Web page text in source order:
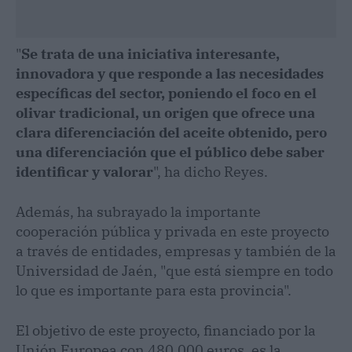
"Se trata de una iniciativa interesante,
innovadora y que responde a las necesidades
específicas del sector, poniendo el foco en el
olivar tradicional, un origen que ofrece una
clara diferenciación del aceite obtenido, pero
una diferenciación que el público debe saber
identificar y valorar", ha dicho Reyes.
Además, ha subrayado la importante
cooperación pública y privada en este proyecto
a través de entidades, empresas y también de la
Universidad de Jaén, "que está siempre en todo
lo que es importante para esta provincia".
El objetivo de este proyecto, financiado por la